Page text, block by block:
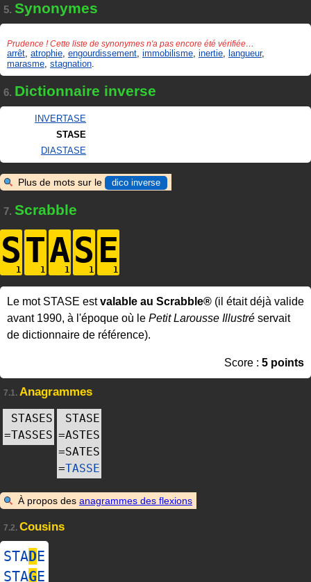
5. Synonymes
Prudence ! Cette liste de synonymes n'a pas encore été vérifiée…
arrêt atrophie engourdissement immobilisme inertie langueur,
marasme stagnation
6. Dictionnaire inverse
INVERTASE
STASE
DIASTASE
Plus de mots sur le dico inverse
7. Scrabble
STAS E
Le mot STASE estvalable au Scrabble® (il était déjà valide
avant 1990, à l'époque où le Petit Larousse Illustré servait
de dictionnaire de référence).
Score : 5 points
7.1. Anagrammes
STASES
=TASSES
STASE
=ASTES
=SATES
=TASSE
À propos des anagrammes des flexions
7.2. Cousins
STADE
STAGE